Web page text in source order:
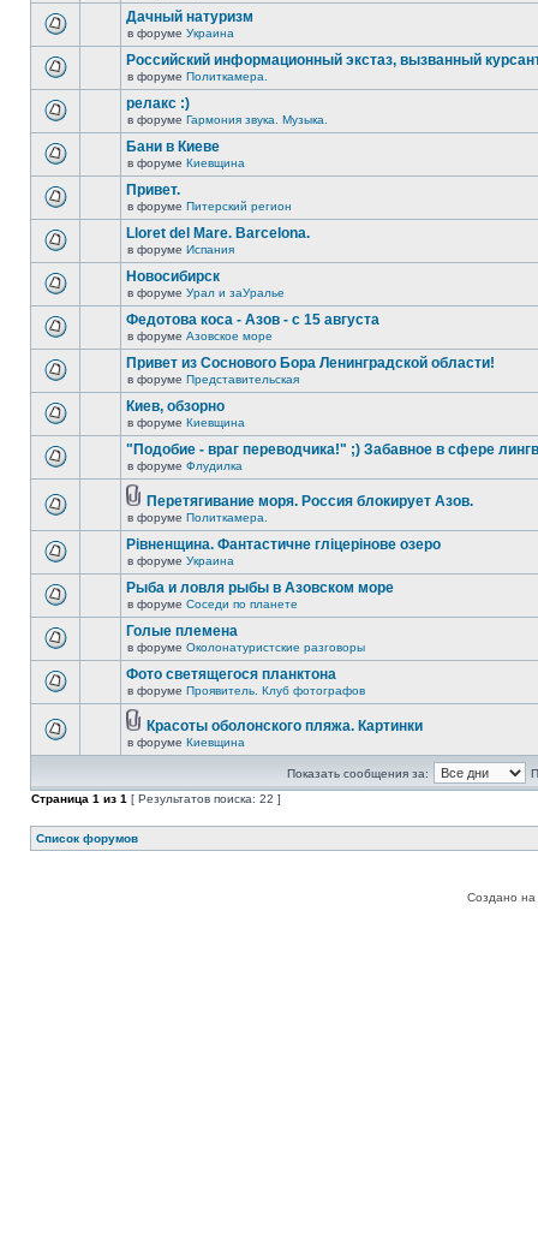
Дачный натуризм
в форуме Украина
Российский информационный экстаз, вызванный
в форуме Политкамера.
релакс :)
в форуме Гармония звука. Музыка.
Бани в Киеве
в форуме Киевщина
Привет.
в форуме Питерский регион
Lloret del Mare. Barcelona.
в форуме Испания
Новосибирск
в форуме Урал и заУралье
Федотова коса - Азов - с 15 августа
в форуме Азовское море
Привет из Соснового Бора Ленинградской области!
в форуме Представительская
Киев, обзорно
в форуме Киевщина
"Подобие - враг переводчика!" ;) Забавное в сфере
в форуме Флудилка
Перетягивание моря. Россия блокирует Азов.
в форуме Политкамера.
Рівненщина. Фантастичне гліцерінове озеро
в форуме Украина
Рыба и ловля рыбы в Азовском море
в форуме Соседи по планете
Голые племена
в форуме Околонатуристские разговоры
Фото светящегося планктона
в форуме Проявитель. Клуб фотографов
Красоты оболонского пляжа. Картинки
в форуме Киевщина
Показать сообщения за:
Страница 1 из 1 [ Результатов поиска: 22 ]
Список форумов
Создано